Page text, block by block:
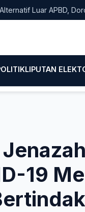
Luar APBD, Dorong
LIPUTAN
19